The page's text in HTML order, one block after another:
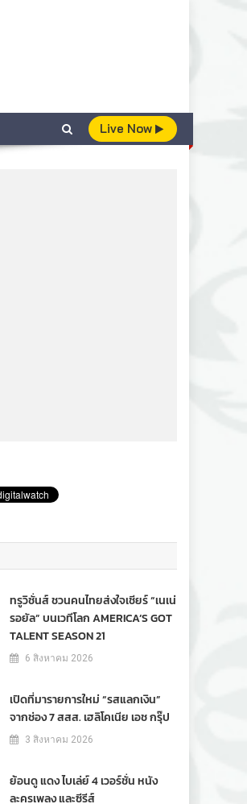
Live Now
ทรูวิชั่นส์ ชวนคนไทยส่งใจเชียร์ “เนเน่
รอยัล” บนเวทีโลก AMERICA’S GOT
TALENT SEASON 21
6 สิงหาคม 2026
เปิดที่มารายการใหม่ “รสแลกเงิน”
จากช่อง 7 สสส. เฮลิโคเนีย เอช กรุ๊ป
3 สิงหาคม 2026
ย้อนดู แดง ไบเล่ย์ 4 เวอร์ชั่น หนัง
ละครเพลง และซีรีส์